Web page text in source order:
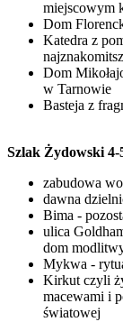
miejscowym
Dom
Katedra z
Dom
w Tarnowie
Basteja z
Szlak Żydowski 4-
zabudowa
dawna
Bima -
ulica
dom
Mykwa -
Kirkut czyli
macewami i
światowej